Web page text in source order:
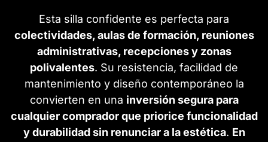
Esta silla confidente es perfecta para
colectividades, aulas de formación, reuniones
administrativas, recepciones y zonas
polivalentes. Su resistencia, facilidad de
mantenimiento y diseño contemporáneo la
convierten en una inversión segura para
cualquier comprador que priorice funcionalidad
y durabilidad sin renunciar a la estética. En